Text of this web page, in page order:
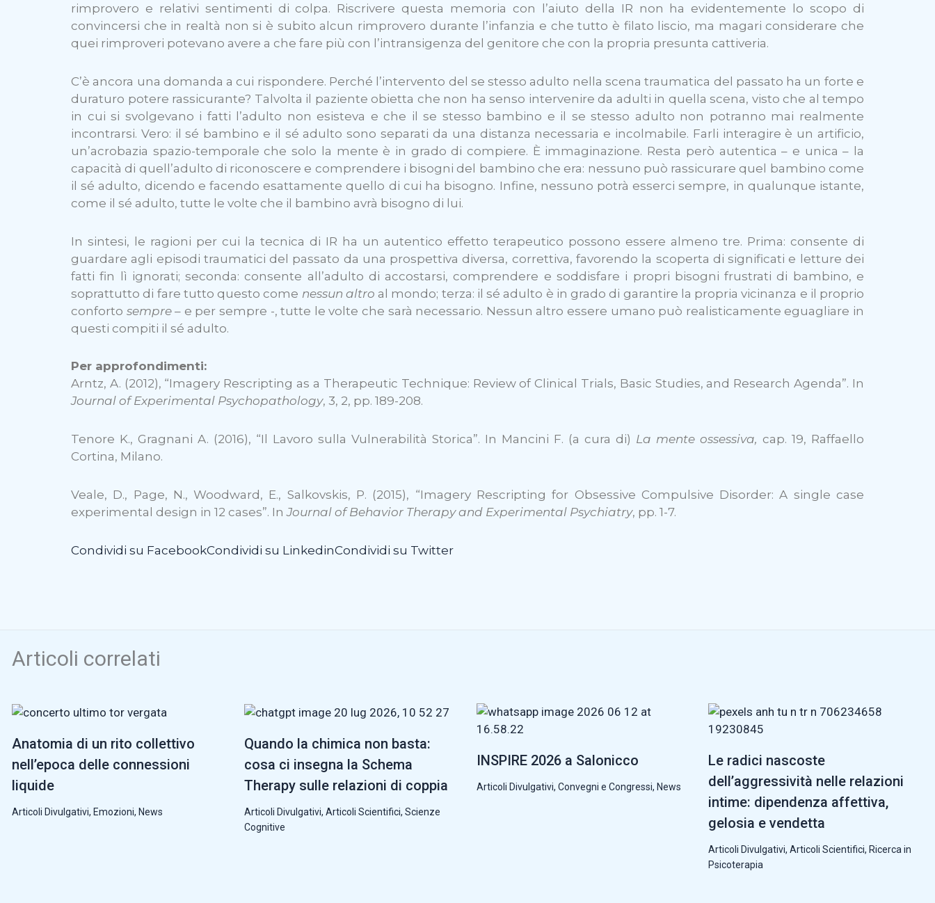
rimprovero e relativi sentimenti di colpa. Riscrivere questa memoria con l’aiuto della IR non ha evidentemente lo scopo di
convincersi che in realtà non si è subito alcun rimprovero durante l’infanzia e che tutto è filato liscio, ma magari considerare che
quei rimproveri potevano avere a che fare più con l’intransigenza del genitore che con la propria presunta cattiveria.
C’è ancora una domanda a cui rispondere. Perché l’intervento del se stesso adulto nella scena traumatica del passato ha un forte e
duraturo potere rassicurante? Talvolta il paziente obietta che non ha senso intervenire da adulti in quella scena, visto che al tempo
in cui si svolgevano i fatti l’adulto non esisteva e che il se stesso bambino e il se stesso adulto non potranno mai realmente
incontrarsi. Vero: il sé bambino e il sé adulto sono separati da una distanza necessaria e incolmabile. Farli interagire è un artificio,
un’acrobazia spazio-temporale che solo la mente è in grado di compiere. È immaginazione. Resta però autentica – e unica – la
capacità di quell’adulto di riconoscere e comprendere i bisogni del bambino che era: nessuno può rassicurare quel bambino come
il sé adulto, dicendo e facendo esattamente quello di cui ha bisogno. Infine, nessuno potrà esserci sempre, in qualunque istante,
come il sé adulto, tutte le volte che il bambino avrà bisogno di lui.
In sintesi, le ragioni per cui la tecnica di IR ha un autentico effetto terapeutico possono essere almeno tre. Prima: consente di
guardare agli episodi traumatici del passato da una prospettiva diversa, correttiva, favorendo la scoperta di significati e letture dei
fatti fin lì ignorati; seconda: consente all’adulto di accostarsi, comprendere e soddisfare i propri bisogni frustrati di bambino, e
soprattutto di fare tutto questo come nessun altro al mondo; terza: il sé adulto è in grado di garantire la propria vicinanza e il proprio
conforto sempre– e per sempre -, tutte le volte che sarà necessario. Nessun altro essere umano può realisticamente eguagliare in
questi compiti il sé adulto.
Per approfondimenti:
Arntz, A. (2012), “Imagery Rescripting as a Therapeutic Technique: Review of Clinical Trials, Basic Studies, and Research Agenda”. In
Journal of Experimental Psychopathology, 3, 2, pp. 189-208.
Tenore K., Gragnani A. (2016), “Il Lavoro sulla Vulnerabilità Storica”. In Mancini F. (a cura di) La mente ossessiva, cap. 19, Raffaello
Cortina, Milano.
Veale, D., Page, N., Woodward, E., Salkovskis, P. (2015), “Imagery Rescripting for Obsessive Compulsive Disorder: A single case
experimental design in 12 cases”. InJournal of Behavior Therapy and Experimental Psychiatry, pp. 1-7.
Condividi su FacebookCondividi su LinkedinCondividi su Twitter
Articoli correlati
Anatomia di un rito collettivo
nell’epoca delle connessioni
liquide
Articoli Divulgativi, Emozioni, News
Quando la chimica non basta:
cosa ci insegna la Schema
Therapy sulle relazioni di coppia
Articoli Divulgativi, Articoli Scientifici, Scienze
Cognitive
INSPIRE 2026 a Salonicco
Articoli Divulgativi, Convegni e Congressi, News
Le radici nascoste
dell’aggressività nelle relazioni
intime: dipendenza affettiva,
gelosia e vendetta
Articoli Divulgativi,Articoli Scientifici,Ricerca in
Psicoterapia